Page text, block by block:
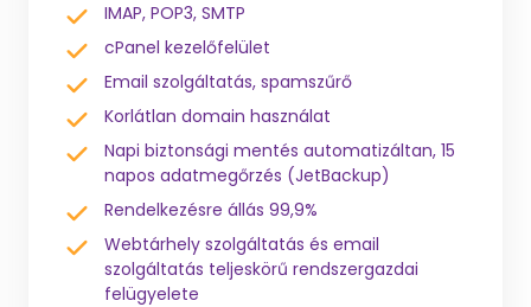
IMAP, POP3, SMTP
cPanel kezelőfelület
Email szolgáltatás, spamszűrő
Korlátlan domain használat
Napi biztonsági mentés automatizáltan, 15
napos adatmegőrzés (JetBackup)
Rendelkezésre állás 99,9%
Webtárhely szolgáltatás és email
szolgáltatás teljeskörű rendszergazdai
felügyelete